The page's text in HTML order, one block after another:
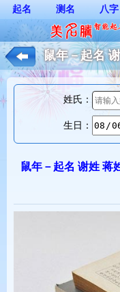
起名 测名 八字
鼠年－起名
宝宝起名大
姓氏：
生日：
鼠年－起名 谢姓 蒋